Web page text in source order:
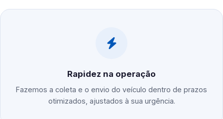
Rapidez na operação
Fazemos a coleta e o envio do veículo dentro de prazos
otimizados, ajustados à sua urgência.